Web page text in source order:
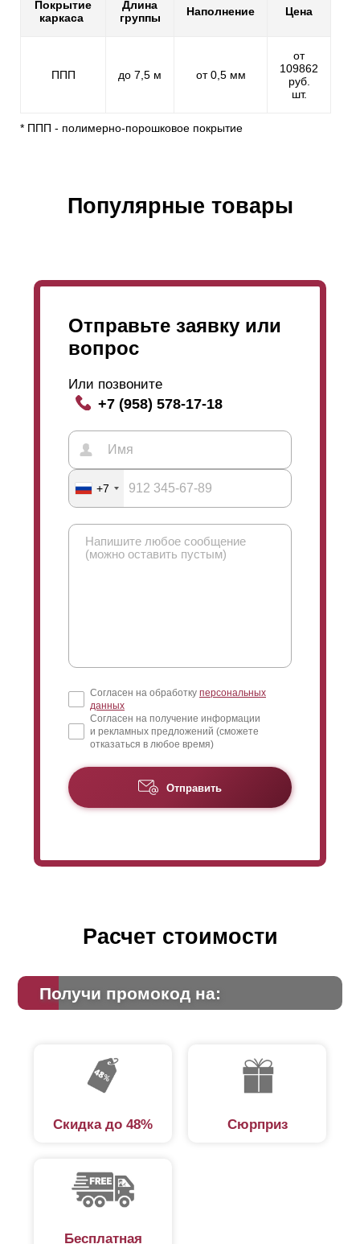
Покрытие
каркаса
Длина
группы
Наполнение Цена
ППП до 7,5 м от 0,5 мм
от
109862
руб.
шт.
* ППП - полимерно-порошковое покрытие
Популярные товары
Отправьте заявку или
вопрос
Или позвоните
+7 (958) 578-17-18
+7
Согласен на обработку персональных
данных
Согласен на получение информации
и рекламных предложений (сможете
отказаться в любое время)
Отправить
Расчет стоимости
Получи промокод на:
Скидка до 48% Сюрприз
Бесплатная